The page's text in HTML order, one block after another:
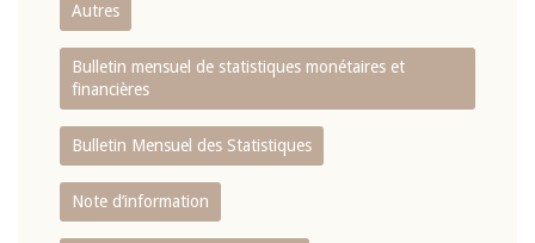
Autres
Bulletin mensuel de statistiques monétaires et
financières
Bulletin Mensuel des Statistiques
Note d’information